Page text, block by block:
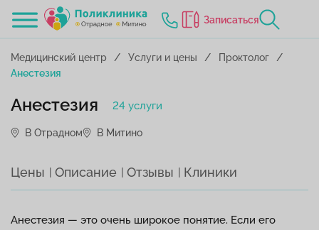
Записаться
Медицинский центр Услуги и цены
Проктолог
Анестезия
Анестезия 24 услуги
В Отрадном В Митино
Цены Описание Отзывы Клиники
Анестезия — это очень широкое понятие. Если его